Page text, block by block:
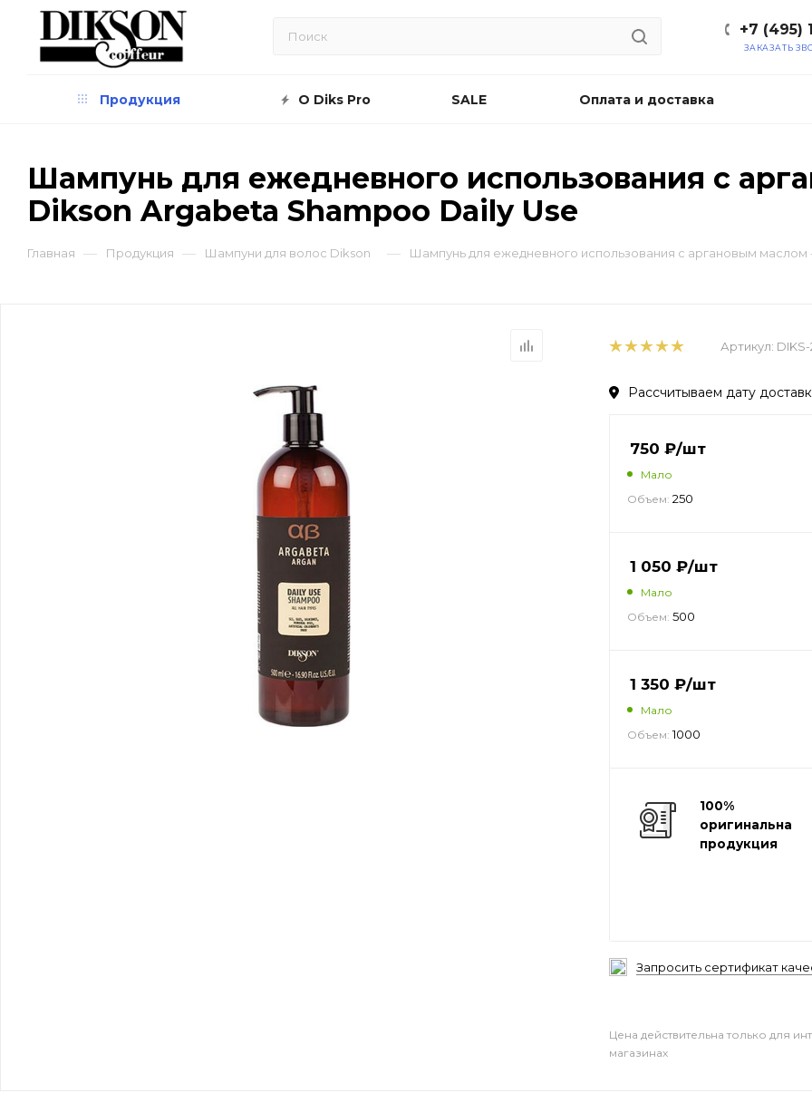
+7 (495)
ЗАКАЗАТЬ
Продукция О Diks Pro SALE Оплата и доставка
Шампунь для ежедневного использования с
Dikson Argabeta Shampoo Daily Use
Главная — Продукция — Шампуни для волос Dikson — Шампунь для ежедневного использования с аргановым маслом
Артикул:
Рассчитываем дату
750 ₽/шт
Мало
Объем: 250
1 050 ₽/шт
Мало
Объем: 500
1 350 ₽/шт
Мало
Объем: 1000
100%
оригинальная
продукция
Запросить сертификат
Цена действительна только для
магазинах